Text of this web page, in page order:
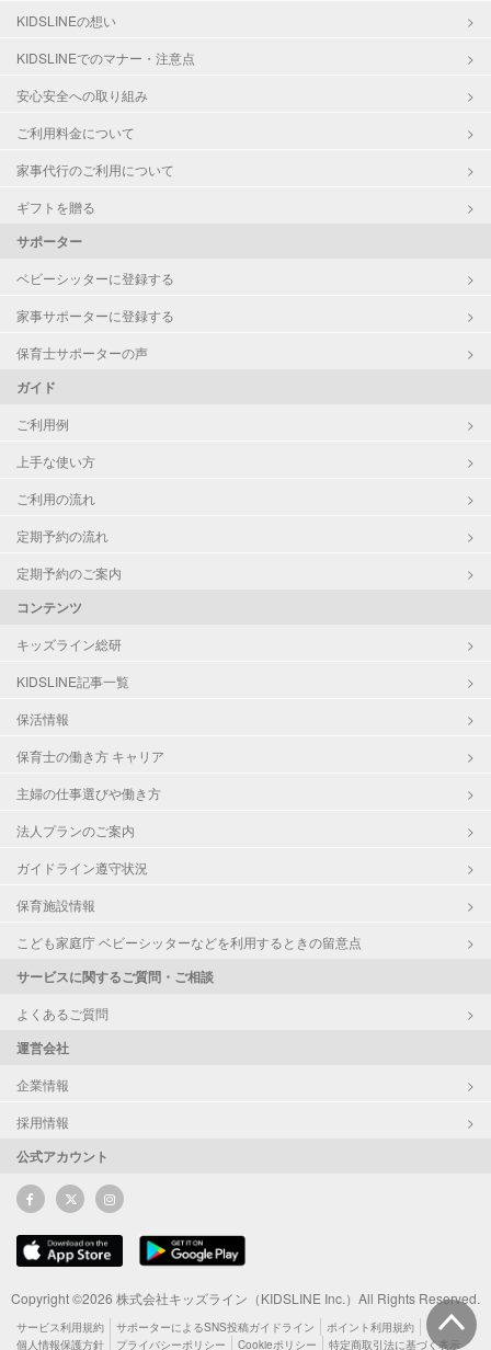
KIDSLINEの想い
KIDSLINEでのマナー・注意点
安心安全への取り組み
ご利用料金について
家事代行のご利用について
ギフトを贈る
サポーター
ベビーシッターに登録する
家事サポーターに登録する
保育士サポーターの声
ガイド
ご利用例
上手な使い方
ご利用の流れ
定期予約の流れ
定期予約のご案内
コンテンツ
キッズライン総研
KIDSLINE記事一覧
保活情報
保育士の働き方 キャリア
主婦の仕事選びや働き方
法人プランのご案内
ガイドライン遵守状況
保育施設情報
こども家庭庁 ベビーシッターなどを利用するときの留意点
サービスに関するご質問・ご相談
よくあるご質問
運営会社
企業情報
採用情報
公式アカウント
Copyright ©2026 株式会社キッズライン（KIDSLINE Inc.）All Rights Reserved.
サービス利用規約 サポーターによるSNS投稿ガイドライン
ポイント利用規約
個人情報保護方針
プライバシーポリシー Cookieポリシー 特定商取引法に基づく表示